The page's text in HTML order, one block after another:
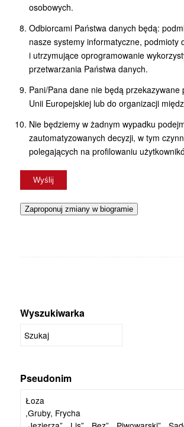
osobowych.
Odbiorcami Państwa danych będą:
nasze systemy informatyczne, podmioty
i utrzymujące oprogramowanie
przetwarzania Państwa danych.
Pani/Pana dane nie będą przekazywane
Unii Europejskiej lub do organizacji
Nie będziemy w żadnym wypadku
zautomatyzowanych decyzji, w tym
polegających na profilowaniu
Zaproponuj zmiany w biogramie
Wyszukiwarka
Pseudonim